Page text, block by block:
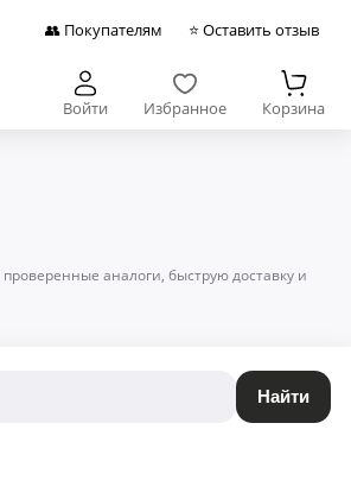
👥 Покупателям ⭐ Оставить отзыв
Войти Избранное Корзина
аналоги, быструю доставку и
Найти